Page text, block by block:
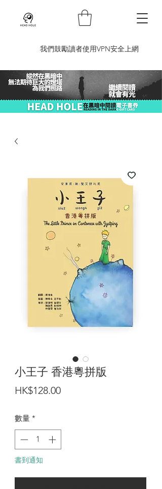
​我們鼓勵讀者使用VPN安全上網
小王子 香港粵拼版
HK$128.00價
數量 *
書到通知